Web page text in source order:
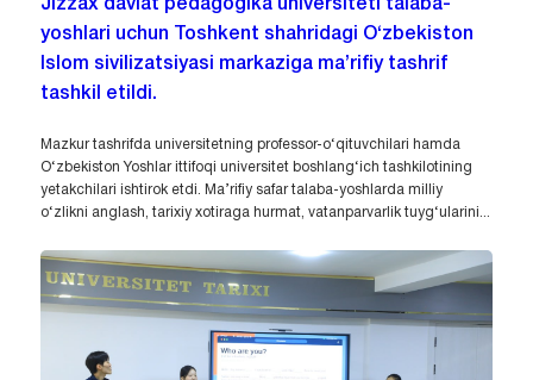
Jizzax davlat pedagogika universiteti talaba-
yoshlari uchun Toshkent shahridagi O‘zbekiston
Islom sivilizatsiyasi markaziga ma’rifiy tashrif
tashkil etildi.
Mazkur tashrifda universitetning professor-o‘qituvchilari hamda
O‘zbekiston Yoshlar ittifoqi universitet boshlang‘ich tashkilotining
yetakchilari ishtirok etdi. Ma’rifiy safar talaba-yoshlarda milliy
o‘zlikni anglash, tarixiy xotiraga hurmat, vatanparvarlik tuyg‘ularini...